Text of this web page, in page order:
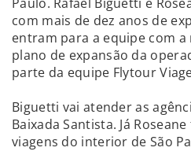
com mais de dez anos de
entram para a equipe com
plano de expansão da
parte da equipe Flytour
Biguetti vai atender as
Baixada Santista. Já
viagens do interior de São